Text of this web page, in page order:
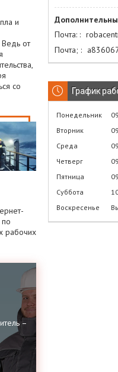
и
от
со
рабочих
–
Почта:
Почта;
График
Понедельник
Вторник
Среда
Четверг
Пятница
Суббота
Воскресенье